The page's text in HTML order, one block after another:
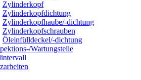
Zylinderkopf
Zylinderkopfdichtung
Zylinderkopfhaube/-dichtung
Zylinderkopfschrauben
Öleinfülldeckel/-dichtung
Wartungsteile